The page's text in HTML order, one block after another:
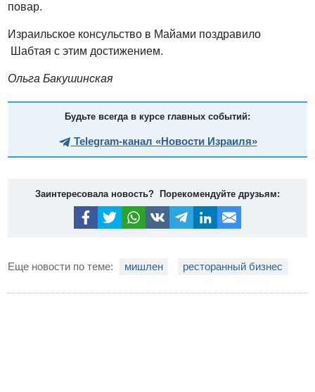
повар.
Израильское консульство в Майами поздравило
Шабтая с этим достижением.
Ольга Бакушинская
Будьте всегда в курсе главных событий:
Telegram-канал «Новости Израиля»
Заинтересовала новость? Порекомендуйте друзьям:
Еще новости по теме: мишлен ресторанный бизнес